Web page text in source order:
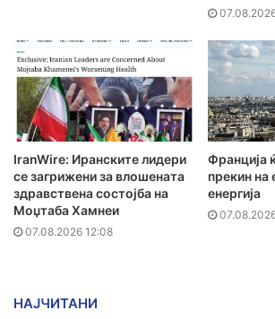
IranWire: Иранските лидери
се загрижени за влошената
здравствена состојба на
Моџтаба Хамнеи
07.08.2026 12:08
Франција
прекин на
енергија
НАЈЧИТАНИ